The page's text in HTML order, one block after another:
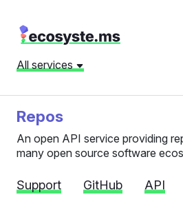
All services
Repos
An open API service providing
many open source software
Support GitHub API